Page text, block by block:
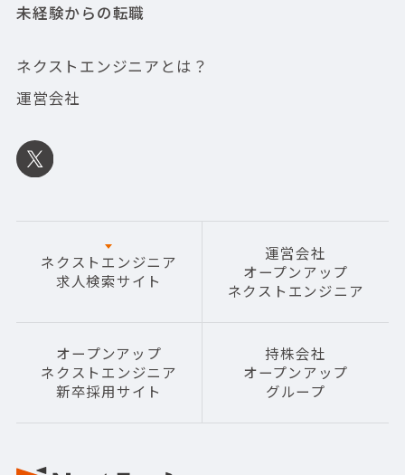
未経験からの転職
ネクストエンジニアとは？
運営会社
ネクストエンジニア
求人検索サイト
運営会社
オープンアップ
ネクストエンジニア
オープンアップ
ネクストエンジニア
新卒採用サイト
持株会社
オープンアップ
グループ